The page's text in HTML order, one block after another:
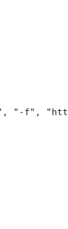
"-f",